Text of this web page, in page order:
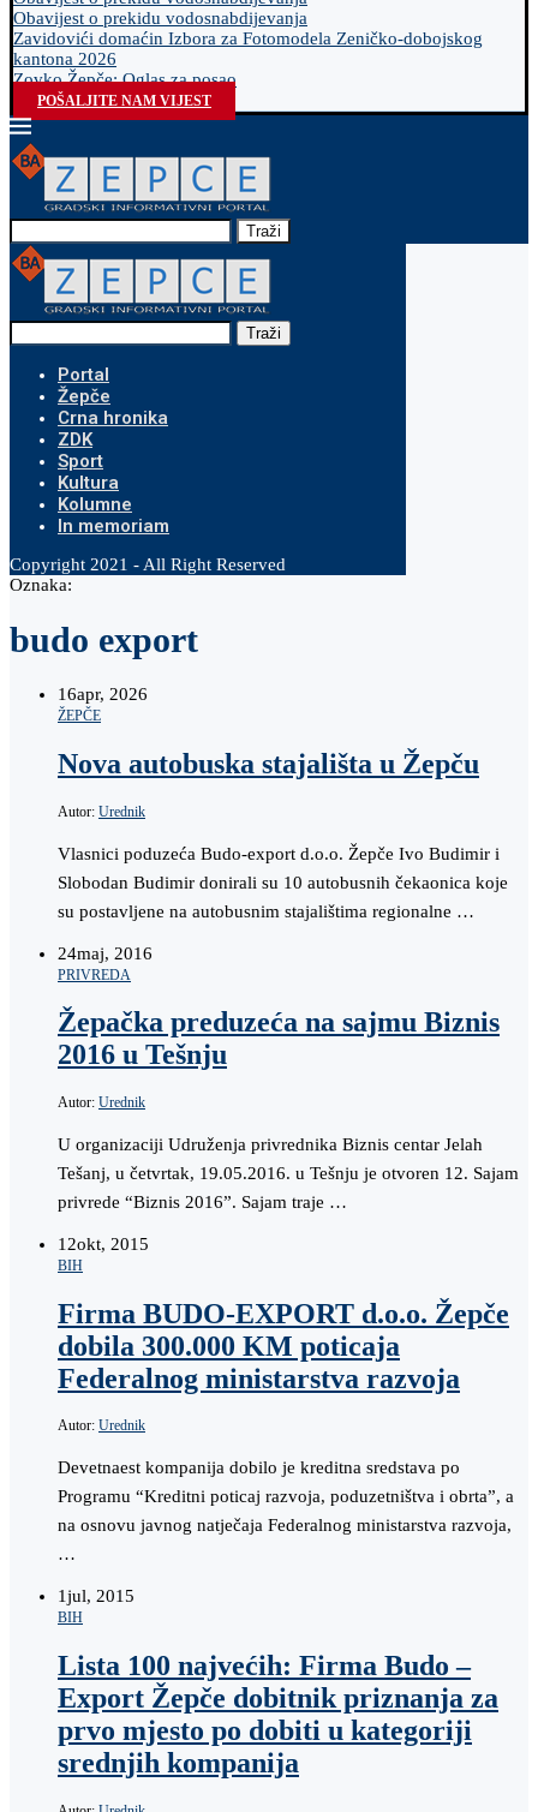
Obavijest o prekidu vodosnabdijevanja
Zavidovići domaćin Izbora za Fotomodela Zeničko-dobojskog
kantona 2026
Zovko Žepče: Oglas za posao
POŠALJITE NAM VIJEST
Traži
Traži
Portal
Žepče
Crna hronika
ZDK
Sport
Kultura
Kolumne
In memoriam
Copyright 2021 - All Right Reserved
Oznaka:
budo export
16apr, 2026
ŽEPČE
Nova autobuska stajališta u Žepču
Autor: Urednik
Vlasnici poduzeća Budo-export d.o.o. Žepče Ivo Budimir i
Slobodan Budimir donirali su 10 autobusnih čekaonica koje
su postavljene na autobusnim stajalištima regionalne …
24maj, 2016
PRIVREDA
Žepačka preduzeća na sajmu Biznis
2016 u Tešnju
Autor: Urednik
U organizaciji Udruženja privrednika Biznis centar Jelah
Tešanj, u četvrtak, 19.05.2016. u Tešnju je otvoren 12. Sajam
privrede “Biznis 2016”. Sajam traje …
12okt, 2015
BIH
Firma BUDO-EXPORT d.o.o. Žepče
dobila 300.000 KM poticaja
Federalnog ministarstva razvoja
Autor: Urednik
Devetnaest kompanija dobilo je kreditna sredstava po
Programu “Kreditni poticaj razvoja, poduzetništva i obrta”, a
na osnovu javnog natječaja Federalnog ministarstva razvoja,
…
1jul, 2015
BIH
Lista 100 najvećih: Firma Budo –
Export Žepče dobitnik priznanja za
prvo mjesto po dobiti u kategoriji
srednjih kompanija